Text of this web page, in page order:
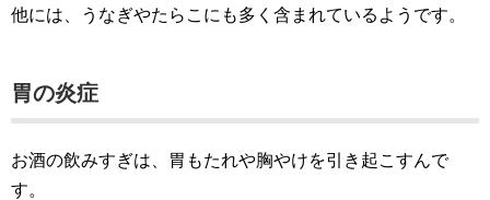
他には、うなぎやたらこにも多く含まれているようです。
胃の炎症
お酒の飲みすぎは、胃もたれや胸やけを引き起こすんで
す。